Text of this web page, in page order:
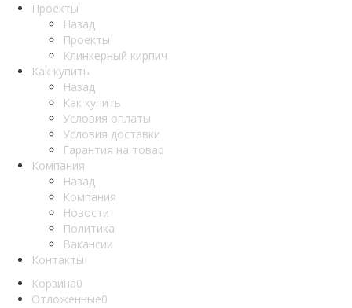
Проекты
Назад
Проекты
Клинкерный кирпич
Как купить
Назад
Как купить
Условия оплаты
Условия доставки
Гарантия на товар
Компания
Назад
Компания
Новости
Политика
Вакансии
Контакты
Корзина0
Отложенные0